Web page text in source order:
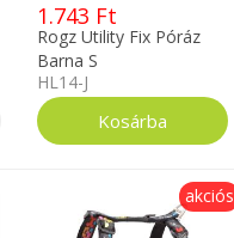
1.743 Ft
Rogz Utility Fix Póráz
Barna S
HL14-J
akciós